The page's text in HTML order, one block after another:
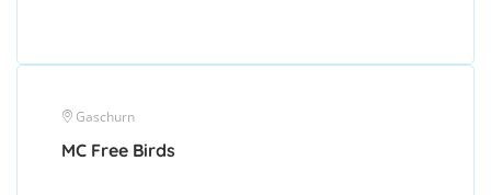
Gaschurn
MC Free Birds